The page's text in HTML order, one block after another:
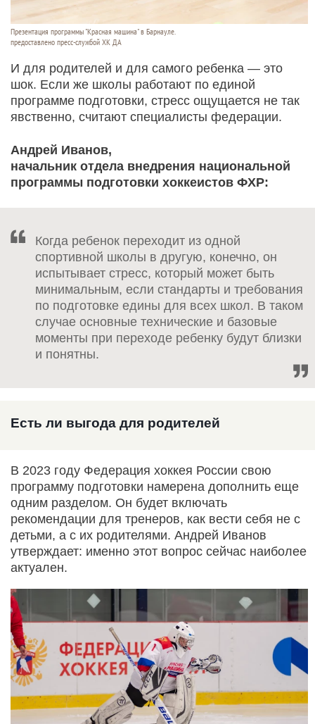
Презентация программы "Красная машина" в Барнауле.
предоставлено пресс-службой ХК ДА
И для родителей и для самого ребенка — это
шок. Если же школы работают по единой
программе подготовки, стресс ощущается не так
явственно, считают специалисты федерации.
Андрей Иванов,
начальник отдела внедрения национальной
программы подготовки хоккеистов ФХР:
Когда ребенок переходит из одной
спортивной школы в другую, конечно, он
испытывает стресс, который может быть
минимальным, если стандарты и требования
по подготовке едины для всех школ. В таком
случае основные технические и базовые
моменты при переходе ребенку будут близки
и понятны.
Есть ли выгода для родителей
В 2023 году Федерация хоккея России свою
программу подготовки намерена дополнить еще
одним разделом. Он будет включать
рекомендации для тренеров, как вести себя не с
детьми, а с их родителями. Андрей Иванов
утверждает: именно этот вопрос сейчас наиболее
актуален.